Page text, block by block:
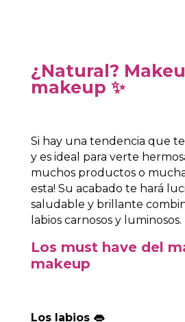
¿Natural?
makeup ✨
Si hay una tendencia que
y es ideal para verte
muchos productos o
esta! Su acabado te hará
saludable y brillante
labios carnosos y luminosos.
Los must have del
makeup
Los labios 👄